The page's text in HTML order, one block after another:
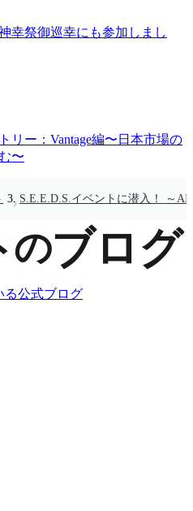
幸祭御巡幸にも参加しまし
リー：Vantage編〜日本市場の
〜
S.E.E.D.S.イベントに潜入！ ～
る公式ブログ